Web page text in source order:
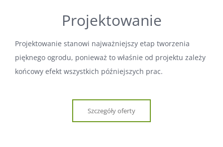
Projektowanie
Projektowanie stanowi najważniejszy etap tworzenia
pięknego ogrodu, ponieważ to właśnie od projektu zależy
końcowy efekt wszystkich późniejszych prac.
Szczegóły oferty